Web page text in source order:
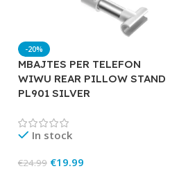
-20%
MBAJTES PER TELEFON
WIWU REAR PILLOW STAND
PL901 SILVER
In stock
€24.99 €19.99